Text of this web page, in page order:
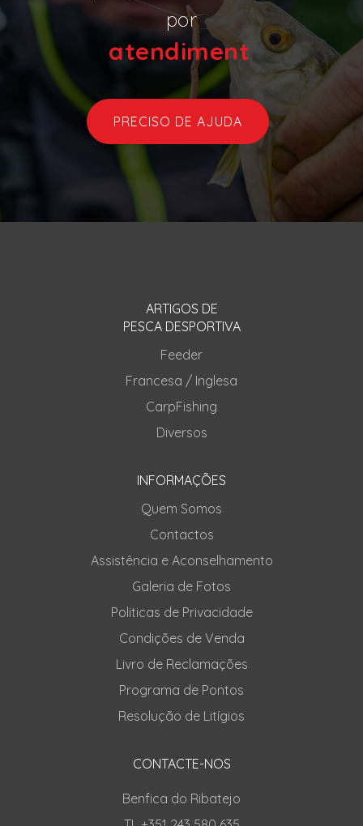
por
atendi|
PRECISO DE AJUDA
ARTIGOS DE
PESCA DESPORTIVA
Feeder
Francesa / Inglesa
CarpFishing
Diversos
INFORMAÇÕES
Quem Somos
Contactos
Assistência e Aconselhamento
Galeria de Fotos
Politicas de Privacidade
Condições de Venda
Livro de Reclamações
Programa de Pontos
Resolução de Litígios
CONTACTE-NOS
Benfica do Ribatejo